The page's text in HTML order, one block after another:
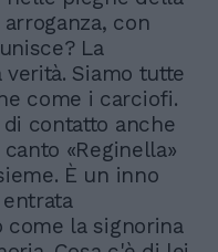
con
La
Siamo tutte
come i carciofi.
contatto anche
«Reginella»
È un inno
la signorina